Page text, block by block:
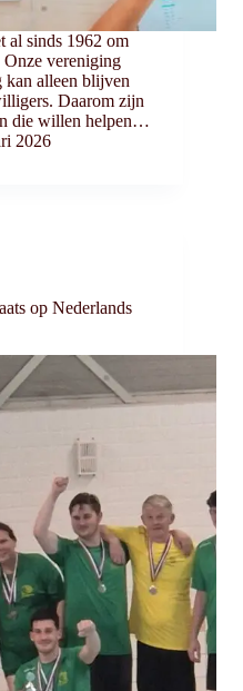
al sinds 1962 om
Onze vereniging
kan alleen blijven
Daarom zijn
die willen helpen…
2026
op Nederlands